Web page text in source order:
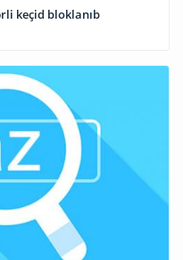
zərərli keçid bloklanıb